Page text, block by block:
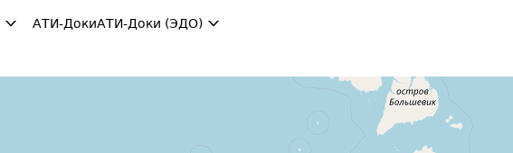
АТИ-ДокиАТИ-Доки (ЭДО)